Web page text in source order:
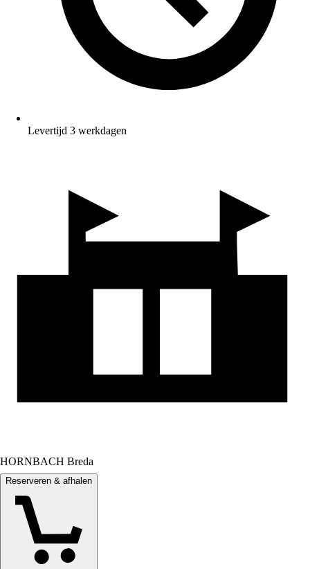
Levertijd 3 werkdagen
HORNBACH Breda
Reserveren & afhalen